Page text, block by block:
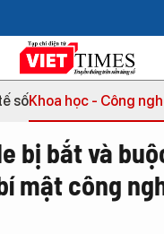
sốKhoa học - Công
bị bắt và
mật công